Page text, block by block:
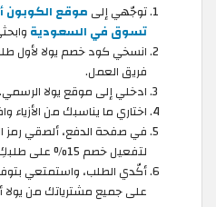
توجّهي إلى موقع
تسوق في السعودية
انسخي كود خصم يولا لأول
فريق العمل.
ادخلي إلى موقع يولا الرسمي.
اختاري ما يناسبك من
في صفحة الدفع، ألصقي رمز
لتفعيل خصم 15% على طلبكِ.
أكّدي الطلب، واستمتعي
على جميع مشترياتك من يولا